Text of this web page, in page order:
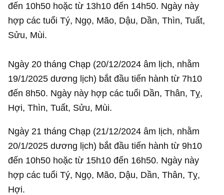
đến 10h50 hoặc từ 13h10 đến 14h50. Ngày này
hợp các tuổi Tý, Ngọ, Mão, Dậu, Dần, Thìn, Tuất,
Sửu, Mùi.
Ngày 20 tháng Chạp (20/12/2024 âm lịch, nhằm
19/1/2025 dương lịch) bắt đầu tiến hành từ 7h10
đến 8h50. Ngày này hợp các tuổi Dần, Thân, Tỵ,
Hợi, Thìn, Tuất, Sửu, Mùi.
Ngày 21 tháng Chạp (21/12/2024 âm lịch, nhằm
20/1/2025 dương lịch) bắt đầu tiến hành từ 9h10
đến 10h50 hoặc từ 15h10 đến 16h50. Ngày này
hợp các tuổi Tý, Ngọ, Mão, Dậu, Dần, Thân, Tỵ,
Hợi.